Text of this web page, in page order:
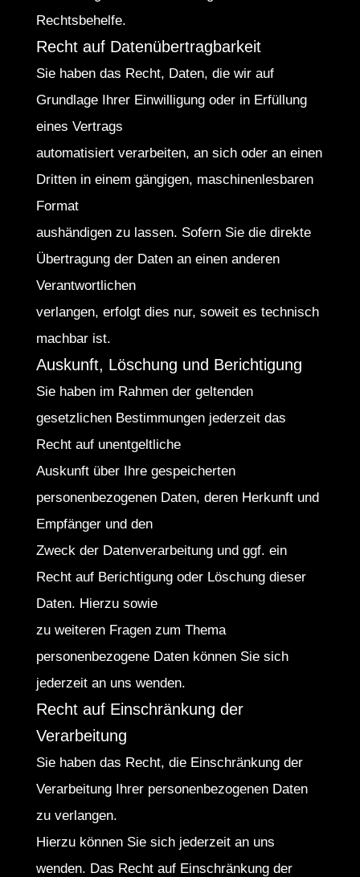
Rechtsbehelfe.
Recht auf Datenübertragbarkeit
Sie haben das Recht, Daten, die wir auf
Grundlage Ihrer Einwilligung oder in Erfüllung
eines Vertrags
automatisiert verarbeiten, an sich oder an einen
Dritten in einem gängigen, maschinenlesbaren
Format
aushändigen zu lassen. Sofern Sie die direkte
Übertragung der Daten an einen anderen
Verantwortlichen
verlangen, erfolgt dies nur, soweit es technisch
machbar ist.
Auskunft, Löschung und Berichtigung
Sie haben im Rahmen der geltenden
gesetzlichen Bestimmungen jederzeit das
Recht auf unentgeltliche
Auskunft über Ihre gespeicherten
personenbezogenen Daten, deren Herkunft und
Empfänger und den
Zweck der Datenverarbeitung und ggf. ein
Recht auf Berichtigung oder Löschung dieser
Daten. Hierzu sowie
zu weiteren Fragen zum Thema
personenbezogene Daten können Sie sich
jederzeit an uns wenden.
Recht auf Einschränkung der
Verarbeitung
Sie haben das Recht, die Einschränkung der
Verarbeitung Ihrer personenbezogenen Daten
zu verlangen.
Hierzu können Sie sich jederzeit an uns
wenden. Das Recht auf Einschränkung der